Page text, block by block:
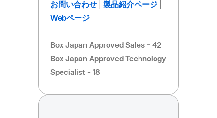
お問い合わせ| 製品紹介ページ
Webページ
Box Japan Approved Sales - 42
Box Japan Approved Technology
Specialist - 18